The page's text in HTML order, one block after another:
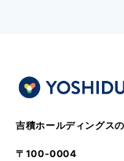
吉積ホールディングス
〒100-0004